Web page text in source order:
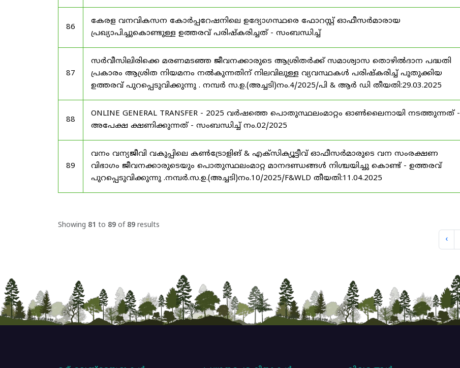
86
കേരള വനവികസന കോർപ്പറേഷനിലെ ഉദ്യോഗസ്ഥരെ ഫോറസ്റ്റ് ഓഫീസർമാരായ
പ്രഖ്യാപിച്ചുകൊണ്ടുള്ള ഉത്തരവ് പരിഷ്കരിച്ചത് - സംബന്ധിച്ച്
87
സർവീസിലിരിക്കെ മരണമടഞ്ഞ ജീവനക്കാരുടെ ആശ്രിതർക്ക് സമാശ്വാസ തൊഴിൽദാന പദ്ധതി
പ്രകാരം ആശ്രിത നിയമനം നൽകുന്നതിന് നിലവിലുള്ള വ്യവസ്ഥകൾ പരിഷ്കരിച്ച് പുതുക്കിയ
ഉത്തരവ് പുറപ്പെടുവിക്കുന്നു . നമ്പർ സ.ഉ.(അച്ചടി)നം.4/2025/പി & ആർ ഡി തീയതി:29.03.2025
88
ONLINE GENERAL TRANSFER - 2025 വർഷത്തെ പൊതുസ്ഥലംമാറ്റം ഓൺലൈനായി നടത്തുന്നത് -
അപേക്ഷ ക്ഷണിക്കുന്നത് - സംബന്ധിച്ച് നം.02/2025
89
വനം വന്യജീവി വകുപ്പിലെ കൺട്രോളിങ്‌ & എക്സിക്യൂട്ടീവ് ഓഫീസർമാരുടെ വന സംരക്ഷണ
വിഭാഗം ജീവനക്കാരുടെയും പൊതുസ്ഥലംമാറ്റ മാനദണ്ഡങ്ങൾ നിശ്ചയിച്ചു കൊണ്ട് - ഉത്തരവ്
പുറപ്പെടുവിക്കുന്നു .നമ്പർ.സ.ഉ.(അച്ചടി)നം.10/2025/F&WLD തീയതി:11.04.2025
Showing 81 to 89 of 89 results
‹